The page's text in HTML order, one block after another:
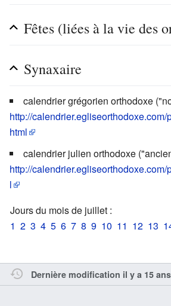
Fêtes (liées à la vie des
Synaxaire
calendrier grégorien orthodoxe
http://
html
calendrier julien orthodoxe
http://
l
Jours du mois de juillet :
1 2 3 4 5 6 7 8 9 10 11 12 13
Dernière modification il y a 15 ans